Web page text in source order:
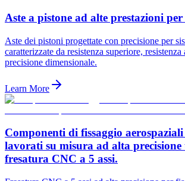
Aste a pistone ad alte prestazioni
Aste dei pistoni progettate con precisione per
caratterizzate da resistenza superiore,
precisione dimensionale.
Learn More
Componenti di fissaggio
lavorati su misura ad alta
fresatura CNC a 5 assi.